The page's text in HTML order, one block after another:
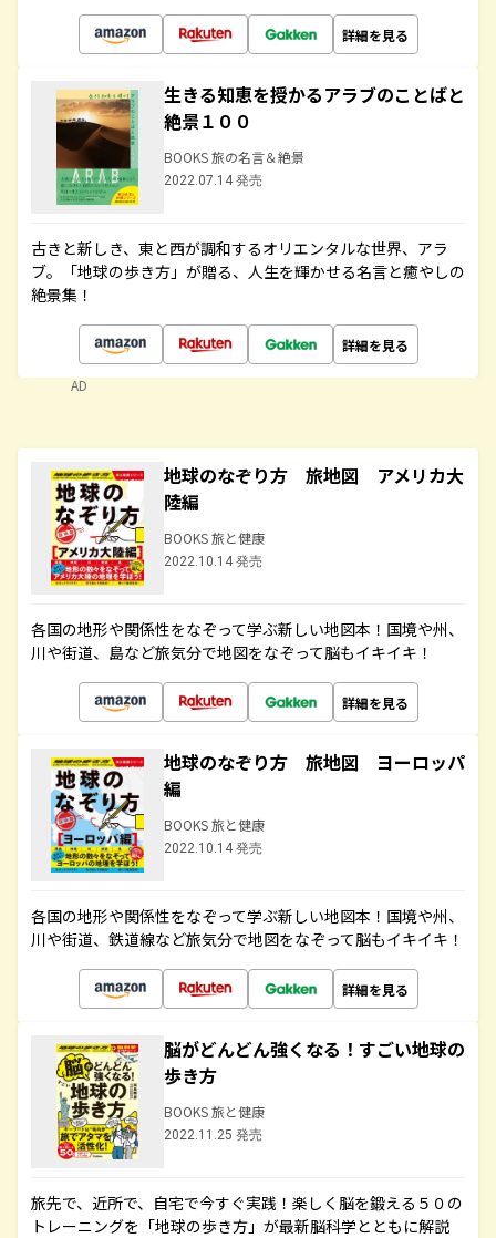
詳細を見る
生きる知恵を授かるアラブのことばと
絶景１００
BOOKS 旅の名言＆絶景
2022.07.14 発売
古きと新しき、東と西が調和するオリエンタルな世界、アラ
ブ。「地球の歩き方」が贈る、人生を輝かせる名言と癒やしの
絶景集！
詳細を見る
AD
地球のなぞり方 旅地図 アメリカ大
陸編
BOOKS 旅と健康
2022.10.14 発売
各国の地形や関係性をなぞって学ぶ新しい地図本！国境や州、
川や街道、島など旅気分で地図をなぞって脳もイキイキ！
詳細を見る
地球のなぞり方 旅地図 ヨーロッパ
編
BOOKS 旅と健康
2022.10.14 発売
各国の地形や関係性をなぞって学ぶ新しい地図本！国境や州、
川や街道、鉄道線など旅気分で地図をなぞって脳もイキイキ！
詳細を見る
脳がどんどん強くなる！すごい地球の
歩き方
BOOKS 旅と健康
2022.11.25 発売
旅先で、近所で、自宅で今すぐ実践！楽しく脳を鍛える５０の
トレーニングを「地球の歩き方」が最新脳科学とともに解説